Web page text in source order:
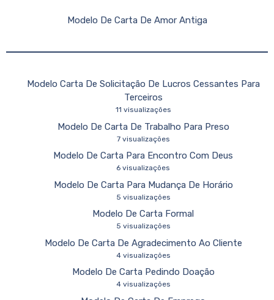
Modelo De Carta De Amor Antiga
Modelo Carta De Solicitação De Lucros Cessantes Para
Terceiros
11 visualizações
Modelo De Carta De Trabalho Para Preso
7 visualizações
Modelo De Carta Para Encontro Com Deus
6 visualizações
Modelo De Carta Para Mudança De Horário
5 visualizações
Modelo De Carta Formal
5 visualizações
Modelo De Carta De Agradecimento Ao Cliente
4 visualizações
Modelo De Carta Pedindo Doação
4 visualizações